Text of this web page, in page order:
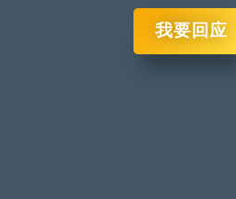
我要回应